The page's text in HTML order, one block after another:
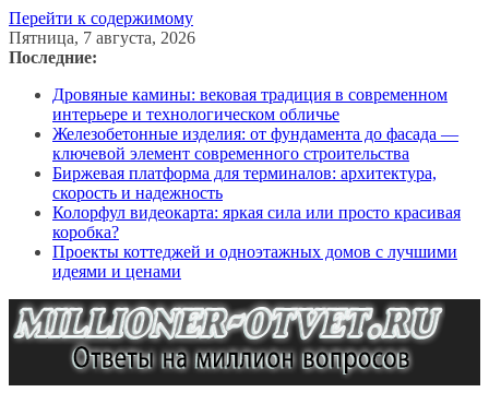
Перейти к содержимому
Пятница, 7 августа, 2026
Последние:
Дровяные камины: вековая традиция в современном
интерьере и технологическом обличье
Железобетонные изделия: от фундамента до фасада —
ключевой элемент современного строительства
Биржевая платформа для терминалов: архитектура,
скорость и надежность
Колорфул видеокарта: яркая сила или просто красивая
коробка?
Проекты коттеджей и одноэтажных домов с лучшими
идеями и ценами